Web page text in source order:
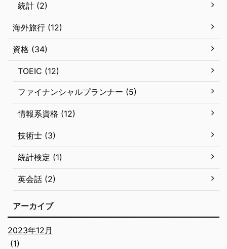
統計 (2)
海外旅行 (12)
資格 (34)
TOEIC (12)
ファイナンシャルプランナー (5)
情報系資格 (12)
技術士 (3)
統計検定 (1)
英会話 (2)
アーカイブ
2023年12月
(1)